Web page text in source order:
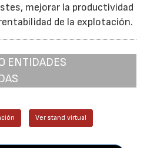
mejorar la productividad
de la explotación.
ENTIDADES
Ver stand virtual